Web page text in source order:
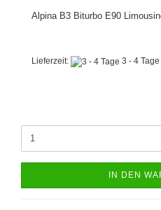
Alpina B3 Biturbo E90
Lieferzeit: 3 - 4 Tage
IN DEN